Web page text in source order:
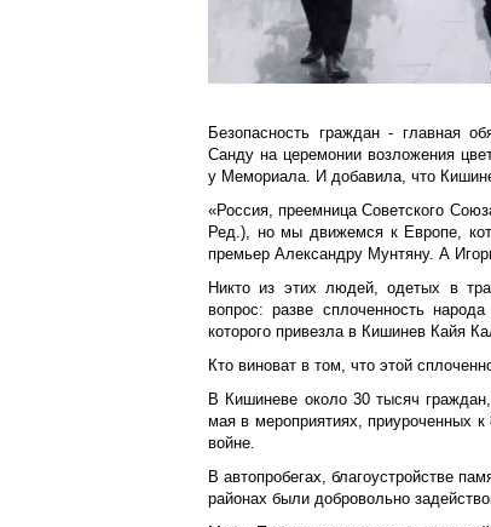
Безопасность граждан - главная
Санду на церемонии возложения
у Мемориала. И добавила, что
«Россия, преемница Советского
Ред.), но мы движемся к Европе,
премьер Александру Мунтяну. А
Никто из этих людей, одетых в
вопрос: разве сплоченность
которого привезла в Кишинев Кайя
Кто виноват в том, что этой
В Кишиневе около 30 тысяч
мая в мероприятиях, приуроченных
войне.
В автопробегах, благоустройстве
районах были добровольно